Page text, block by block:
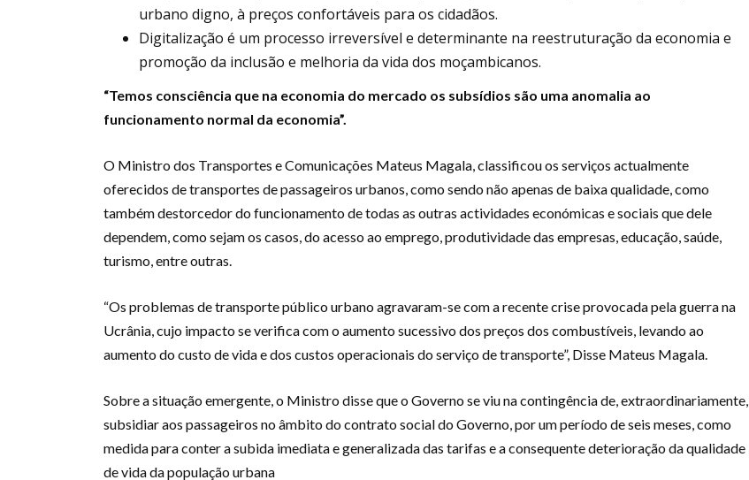
urbano digno, à preços confortáveis para os cidadãos.
Digitalização é um processo irreversível e determinante na reestruturação da economia e
promoção da inclusão e melhoria da vida dos moçambicanos.
“Temos consciência que na economia do mercado os subsídios são uma anomalia ao
funcionamento normal da economia”.
O Ministro dos Transportes e Comunicações Mateus Magala, classificou os serviços actualmente
oferecidos de transportes de passageiros urbanos, como sendo não apenas de baixa qualidade, como
também destorcedor do funcionamento de todas as outras actividades económicas e sociais que dele
dependem, como sejam os casos, do acesso ao emprego, produtividade das empresas, educação, saúde,
turismo, entre outras.
“Os problemas de transporte público urbano agravaram-se com a recente crise provocada pela guerra na
Ucrânia, cujo impacto se verifica com o aumento sucessivo dos preços dos combustíveis, levando ao
aumento do custo de vida e dos custos operacionais do serviço de transporte”, Disse Mateus Magala.
Sobre a situação emergente, o Ministro disse que o Governo se viu na contingência de, extraordinariamente,
subsidiar aos passageiros no âmbito do contrato social do Governo, por um período de seis meses, como
medida para conter a subida imediata e generalizada das tarifas e a consequente deterioração da qualidade
de vida da população urbana